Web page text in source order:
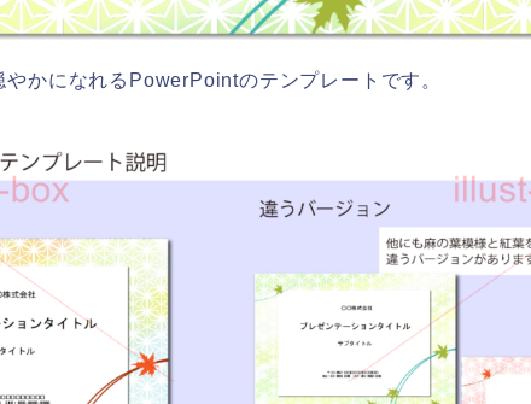
かになれるPowerPointのテンプレートです。